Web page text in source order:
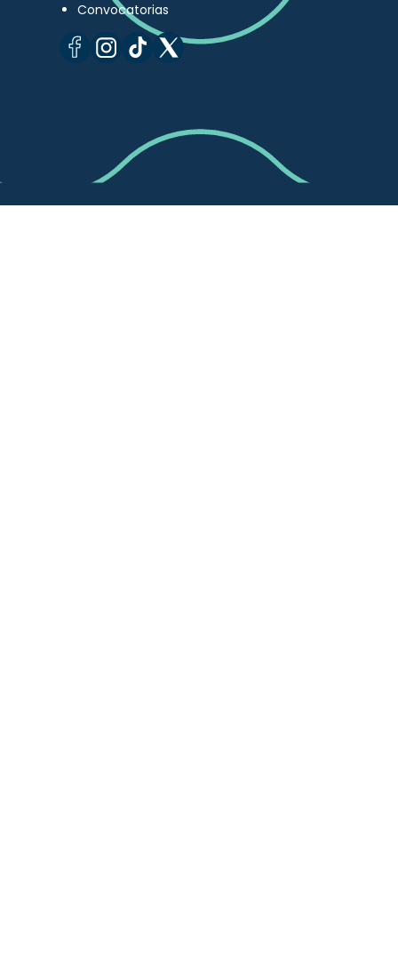
Convocatorias